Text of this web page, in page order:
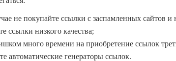
не покупайте ссылки с заспамленных сайтов и
ссылки низкого качества;
много времени на приобретение ссылок
автоматические генераторы ссылок.